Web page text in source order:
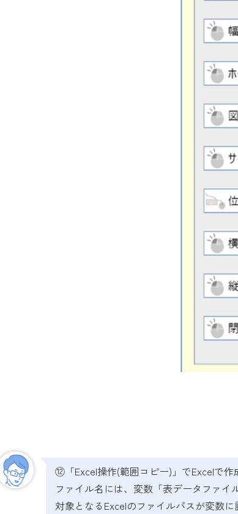
⑫「Excel操作(範囲コピー)」でExcelで作
ファイル名には、変数「表データファイ
対象となるExcelのファイルパスが変数